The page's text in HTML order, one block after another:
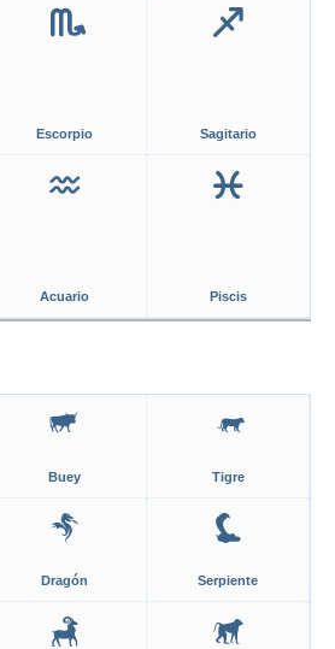
Escorpio Sagitario
Acuario Piscis
Buey Tigre
Dragón Serpiente